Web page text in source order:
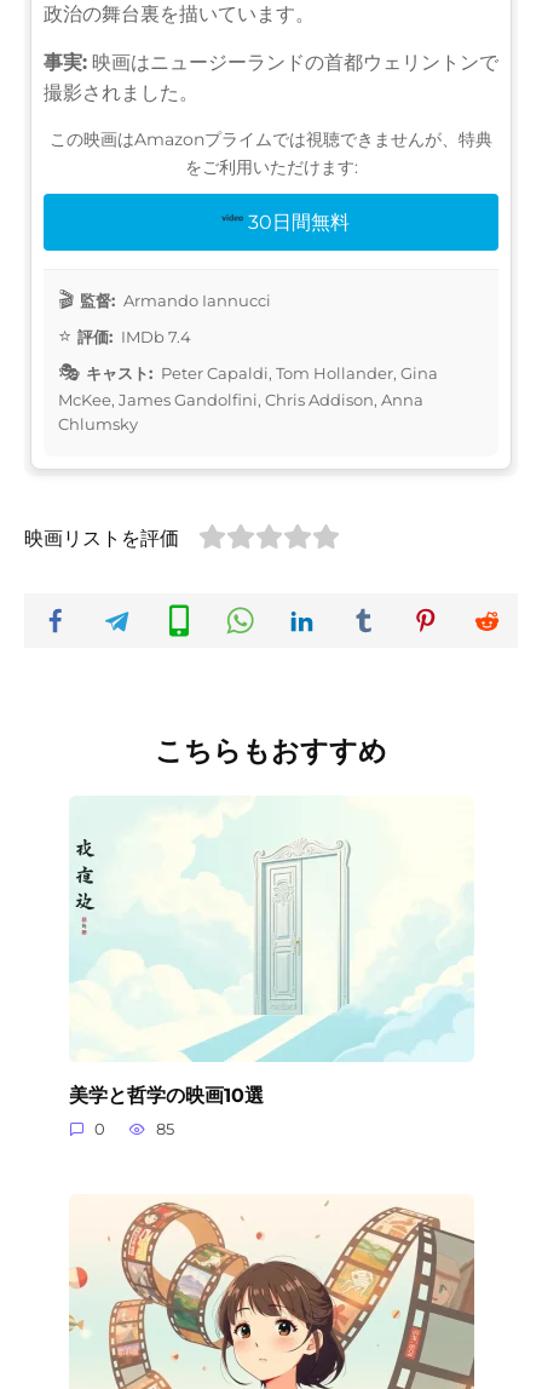
政治の舞台裏を描いています。
事実: 映画はニュージーランドの首都ウェリントンで
撮影されました。
この映画はAmazonプライムでは視聴できませんが、特典
をご利用いただけます:
30日間無料
監督: Armando Iannucci
評価: IMDb 7.4
キャスト: Peter Capaldi, Tom Hollander, Gina
McKee, James Gandolfini, Chris Addison, Anna
Chlumsky
映画リストを評価
こちらもおすすめ
美学と哲学の映画10選
0 85